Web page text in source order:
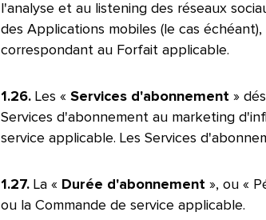
l'analyse et au listening des réseaux
des Applications mobiles (le cas
correspondant au Forfait applicable.​​
1.26. Les « Services d'abonnement»
Services d'abonnement au marketing
service applicable. Les Services
1.27. La « Durée d'abonnement», ou «
ou la Commande de service applicable.